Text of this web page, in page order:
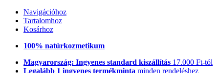
Navigációhoz
Tartalomhoz
Kosárhoz
100% natúrkozmetikum
Magyarország: Ingyenes standard kiszállítás 17.000 Ft-tól
Legalább 1 ingyenes termékminta minden rendeléshez